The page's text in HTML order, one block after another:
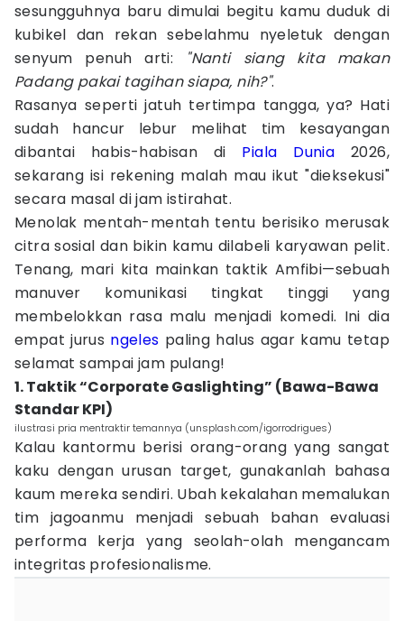
sesungguhnya baru dimulai begitu kamu duduk di
kubikel dan rekan sebelahmu nyeletuk dengan
senyum penuh arti:
"Nanti siang kita makan
Padang pakai tagihan siapa, nih?".
Rasanya seperti jatuh tertimpa tangga, ya? Hati
sudah hancur lebur melihat tim kesayangan
dibantai habis-habisan di Piala Dunia 2026,
sekarang isi rekening malah mau ikut "dieksekusi"
secara masal di jam istirahat.
Menolak mentah-mentah tentu berisiko merusak
citra sosial dan bikin kamu dilabeli karyawan pelit.
Tenang, mari kita mainkan taktik Amfibi—sebuah
manuver komunikasi tingkat tinggi yang
membelokkan rasa malu menjadi komedi. Ini dia
empat jurus ngeles paling halus agar kamu tetap
selamat sampai jam pulang!
1. Taktik “Corporate Gaslighting” (Bawa-Bawa
Standar KPI)
ilustrasi pria mentraktir temannya (unsplash.com/igorrodrigues)
Kalau kantormu berisi orang-orang yang sangat
kaku dengan urusan target, gunakanlah bahasa
kaum mereka sendiri. Ubah kekalahan memalukan
tim jagoanmu menjadi sebuah bahan evaluasi
performa kerja yang seolah-olah mengancam
integritas profesionalisme.